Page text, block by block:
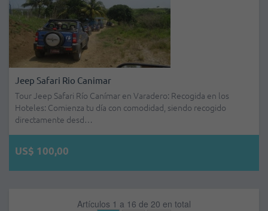
Jeep Safari Rio Canimar
Tour Jeep Safari Río Canímar en Varadero: Recogida en los
Hoteles: Comienza tu día con comodidad, siendo recogido
directamente desd…
US$ 100,00
Artículos 1 a 16 de 20 en total